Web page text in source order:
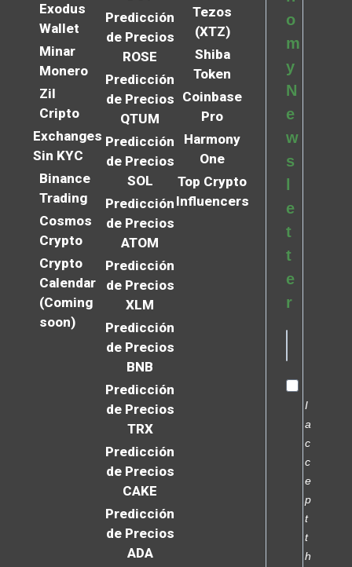
Exodus
Wallet
Minar
Monero
Zil
Cripto
Exchanges
Sin KYC
Binance
Trading
Cosmos
Crypto
Crypto
Calendar
(Coming
soon)
Predicción
de Precios
ROSE
Predicción
de Precios
QTUM
Predicción
de Precios
SOL
Predicción
de Precios
ATOM
Predicción
de Precios
XLM
Predicción
de Precios
BNB
Predicción
de Precios
TRX
Predicción
de Precios
CAKE
Predicción
de Precios
ADA
Tezos
(XTZ)
Shiba
Token
Coinbase
Pro
Harmony
One
Top Crypto
Influencers
o
m
y
N
e
w
s
e
t
t
e
r
I
a
c
c
e
p
t
t
h